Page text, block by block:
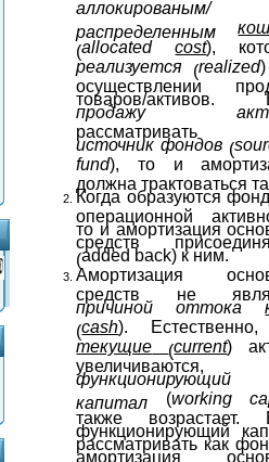
аллокированым/
распределенным
(allocated cost),
реализуется (realized
осуществлении
товаров/активов.
продажу
рассматривать
источник фондов (
fund), то и
должна трактоваться
Когда образуются
операционной
то и амортизация
средств
(added back) к ним.
Амортизация
средств не
причиной оттока
(cash).
текущие
(current)
увеличиваются,
функционирующий
капитал (working
также возрастает.
функционирующий
рассматривать как
амортизация